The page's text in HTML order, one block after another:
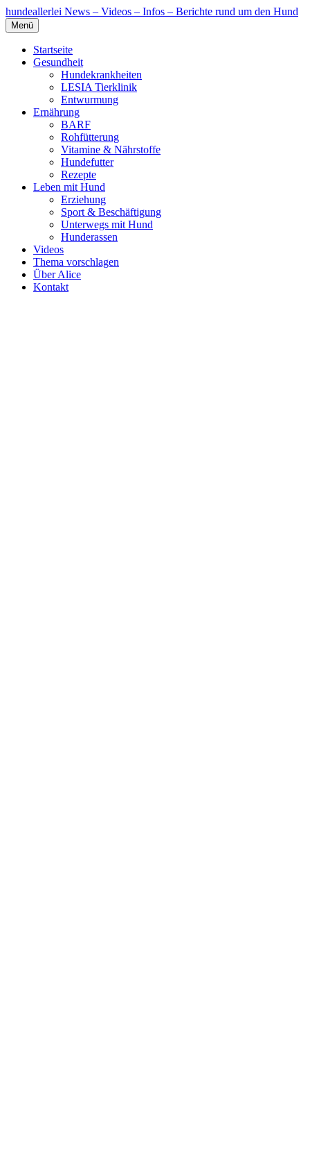
hundeallerlei News – Videos – Infos – Berichte rund um den Hund
Menü
Startseite
Gesundheit
Hundekrankheiten
LESIA Tierklinik
Entwurmung
Ernährung
BARF
Rohfütterung
Vitamine & Nährstoffe
Hundefutter
Rezepte
Leben mit Hund
Erziehung
Sport & Beschäftigung
Unterwegs mit Hund
Hunderassen
Videos
Thema vorschlagen
Über Alice
Kontakt